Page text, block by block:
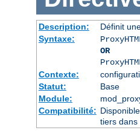
Description:
Définit
Syntaxe:
OR
Contexte:
Statut:
Base
Module:
Compatibilité:
tiers dans